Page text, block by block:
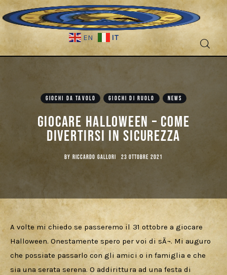
EN IT
Fantascienza
Fantasy
Games
Cercatori
Download
GIOCHI DA TAVOLO GIOCHI DI RUOLO NEWS
Giocare Halloween – Come
divertirsi in sicurezza
BY RICCARDO GALLORI 23 OTTOBRE 2021
A volte mi chiedo se passeremo il 31 ottobre a giocare
Halloween. Onestamente spero per voi di sÃ¬. Mi auguro
che possiate passarlo con gli amici o in famiglia e che
sia una serata serena. O addirittura ad una festa di